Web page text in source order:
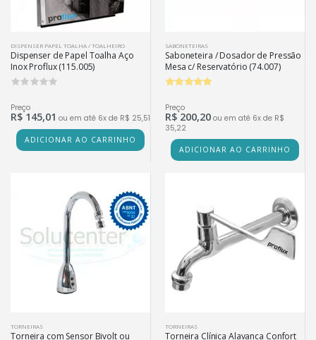
DISPENSER PAPEL TOALHA / TOALHEIRO
Dispenser de Papel Toalha Aço
Inox Proflux (115.005)
Preço
R$ 145,01 ou em até 6x de R$ 25,51
ADICIONAR AO CARRINHO
SABONETEIRAS
Saboneteira / Dosador de Pressão
Mesa c/ Reservatório (74.007)
Preço
R$ 200,20 ou em até 6x de R$
35,22
ADICIONAR AO CARRINHO
TORNEIRAS
Torneira com Sensor Bivolt ou
TORNEIRAS
Torneira Clínica Alavanca Confort